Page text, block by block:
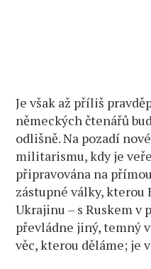
Je však až příliš
německých čtenářů
odlišně. Na pozadí
militarismu, kdy je
připravována na
zástupné války, kterou
Ukrajinu – s Ruskem
převládne jiný, temný
věc, kterou děláme; je